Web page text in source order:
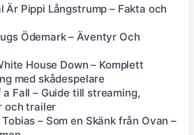
Är Pippi Långstrump – Fakta och
Ödemark – Äventyr Och
House Down – Komplett
med skådespelare
Fall – Guide till streaming,
och trailer
– Som en Skänk från Ovan –